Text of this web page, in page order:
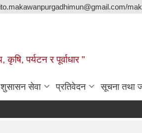
ito.makawanpurgadhimun@gmail.com/
कृषि, पर्यटन र पूर्वाधार "
शुसासन सेवा प्रतिवेदन सूचना तथा